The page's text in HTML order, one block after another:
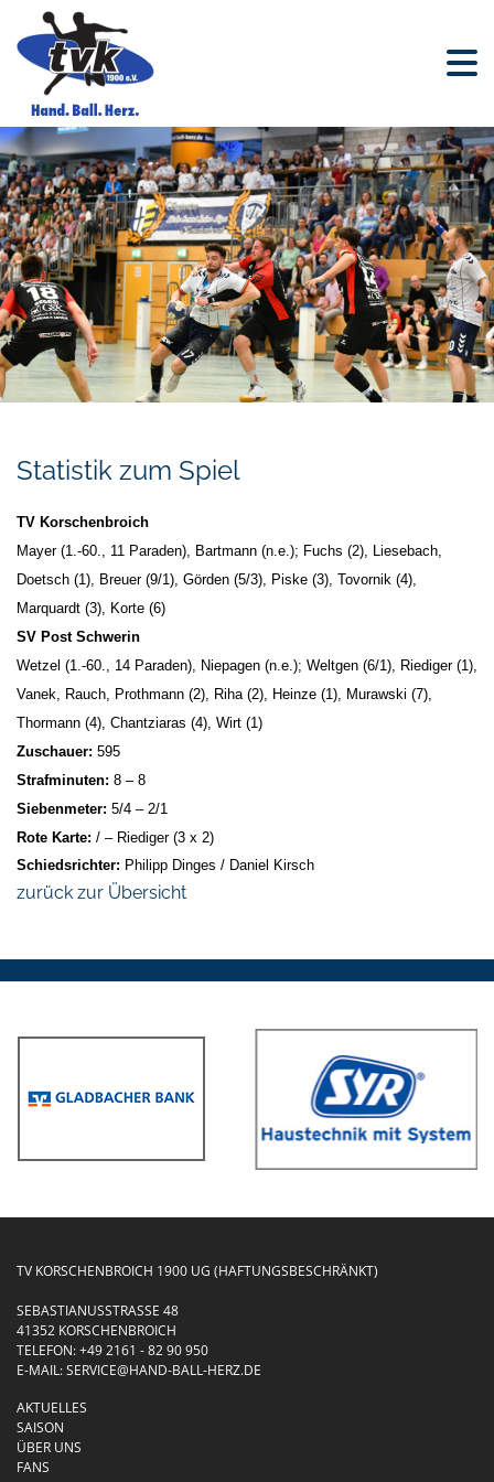
Statistik zum Spiel
TV Korschenbroich
Mayer (1.-60., 11 Paraden), Bartmann (n.e.); Fuchs (2), Liesebach,
Doetsch (1), Breuer (9/1), Görden (5/3), Piske (3), Tovornik (4),
Marquardt (3), Korte (6)
SV Post Schwerin
Wetzel (1.-60., 14 Paraden), Niepagen (n.e.); Weltgen (6/1), Riediger (1),
Vanek, Rauch, Prothmann (2), Riha (2), Heinze (1), Murawski (7),
Thormann (4), Chantziaras (4), Wirt (1)
Zuschauer: 595
Strafminuten: 8 – 8
Siebenmeter: 5/4 – 2/1
Rote Karte: / – Riediger (3 x 2)
Schiedsrichter: Philipp Dinges / Daniel Kirsch
zurück zur Übersicht
TV KORSCHENBROICH 1900 UG (HAFTUNGSBESCHRÄNKT)
SEBASTIANUSSTRASSE 48
41352 KORSCHENBROICH
TELEFON:+49 2161 - 82 90 950
E-MAIL:SERVICE@HAND-BALL-HERZ.DE
AKTUELLES
SAISON
ÜBER UNS
FANS